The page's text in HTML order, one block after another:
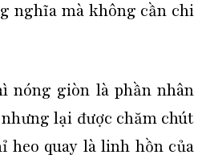
nghĩa mà không cần chi
nóng giòn là phần nhân
lại được chăm chút
heo quay là linh hồn của